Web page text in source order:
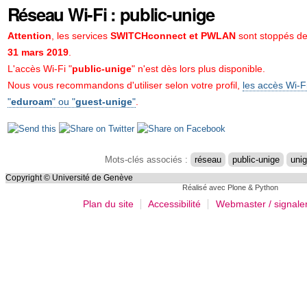
Réseau Wi-Fi : public-unige
Attention , les services SWITCHconnect et PWLANsont stoppés
31 mars 2019.
L'accès Wi-Fi "public-unige" n'est dès lors plus disponible.
Nous vous recommandons d'utiliser selon votre profil, les accès Wi-
"eduroam" ou "guest-unige".
Actions
document
Mots-clés associés : réseau public-unige
Copyright © Université de Genève
Réalisé avec Plone & Python
Plan du site Accessibilité Webmaster /